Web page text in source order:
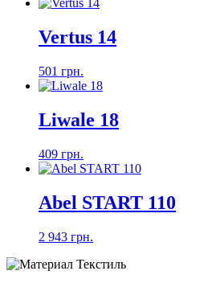
Vertus 14
501 грн.
Liwale 18
409 грн.
Abel START 110
2 943 грн.